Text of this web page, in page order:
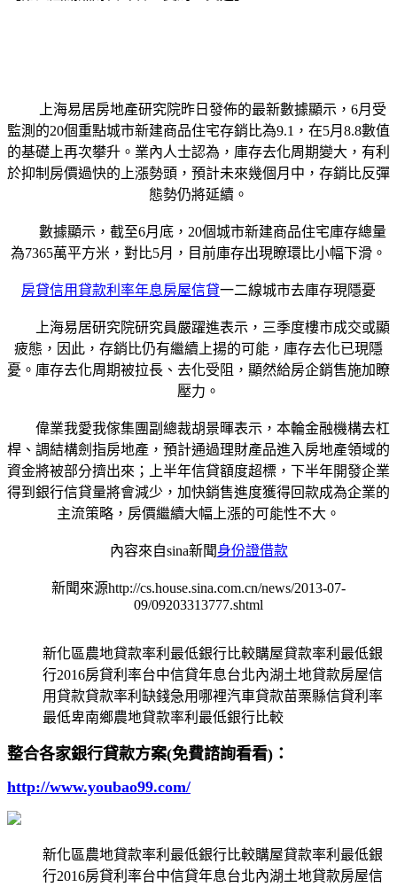
上海易居房地產研究院昨日發佈的最新數據顯示，6月受
監測的20個重點城市新建商品住宅存銷比為9.1，在5月8.8數值
的基礎上再次攀升。業內人士認為，庫存去化周期變大，有利
於抑制房價過快的上漲勢頭，預計未來幾個月中，存銷比反彈
態勢仍將延續。
數據顯示，截至6月底，20個城市新建商品住宅庫存總量
為7365萬平方米，對比5月，目前庫存出現瞭環比小幅下滑。
房貸信用貸款利率年息房屋信貸一二線城市去庫存現隱憂
上海易居研究院研究員嚴躍進表示，三季度樓市成交或顯
疲態，因此，存銷比仍有繼續上揚的可能，庫存去化已現隱
憂。庫存去化周期被拉長、去化受阻，顯然給房企銷售施加瞭
壓力。
偉業我愛我傢集團副總裁胡景暉表示，本輪金融機構去杠
桿、調結構劍指房地產，預計通過理財產品進入房地產領域的
資金將被部分擠出來；上半年信貸額度超標，下半年開發企業
得到銀行信貸量將會減少，加快銷售進度獲得回款成為企業的
主流策略，房價繼續大幅上漲的可能性不大。
內容來自sina新聞身份證借款
新聞來源http://cs.house.sina.com.cn/news/2013-07-
09/09203313777.shtml
新化區農地貸款率利最低銀行比較購屋貸款率利最低銀
行2016房貸利率台中信貸年息台北內湖土地貸款房屋信
用貸款貸款率利缺錢急用哪裡汽車貸款苗栗縣信貸利率
最低卑南鄉農地貸款率利最低銀行比較
整合各家銀行貸款方案(免費諮詢看看)：
http://www.youbao99.com/
新化區農地貸款率利最低銀行比較購屋貸款率利最低銀
行2016房貸利率台中信貸年息台北內湖土地貸款房屋信